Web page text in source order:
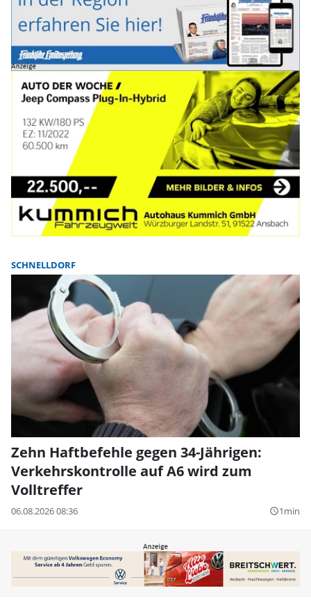
SCHNELLDORF
Zehn Haftbefehle gegen 34-Jährigen:
Verkehrskontrolle auf A6 wird zum
Volltreffer
06.08.2026 08:36 query_builder1min